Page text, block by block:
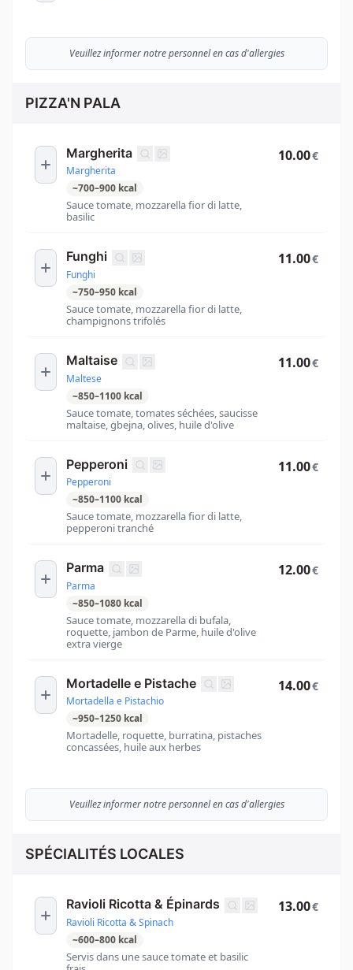
Veuillez informer notre personnel en cas d'allergies
PIZZA'N PALA
Margherita
Margherita
~700–900 kcal
Sauce tomate, mozzarella fior di latte,
basilic
10.00€
Funghi
Funghi
~750–950 kcal
Sauce tomate, mozzarella fior di latte,
champignons trifolés
11.00€
Maltaise
Maltese
~850–1100 kcal
Sauce tomate, tomates séchées, saucisse
maltaise, ġbejna, olives, huile d'olive
11.00€
Pepperoni
Pepperoni
~850–1100 kcal
Sauce tomate, mozzarella fior di latte,
pepperoni tranché
11.00€
Parma
Parma
~850–1080 kcal
Sauce tomate, mozzarella di bufala,
roquette, jambon de Parme, huile d'olive
extra vierge
12.00€
Mortadelle e Pistache
Mortadella e Pistachio
~950–1250 kcal
Mortadelle, roquette, burratina, pistaches
concassées, huile aux herbes
14.00€
Veuillez informer notre personnel en cas d'allergies
SPÉCIALITÉS LOCALES
Ravioli Ricotta & Épinards
Ravioli Ricotta & Spinach
~600–800 kcal
Servis dans une sauce tomate et basilic
13.00€